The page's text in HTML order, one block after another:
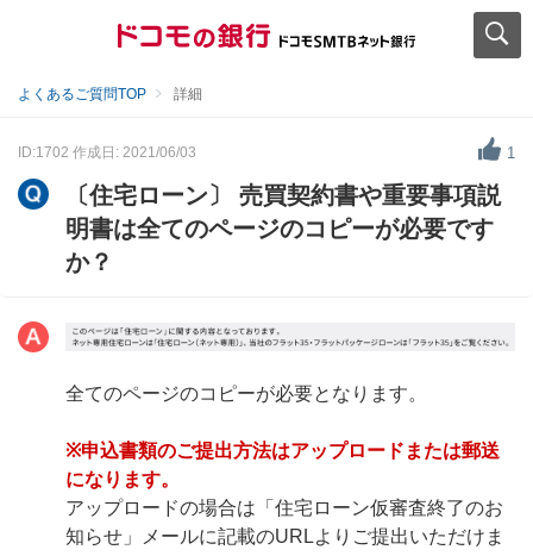
よくあるご質問TOP 詳細
ID:1702 作成日: 2021/06/03 1
〔住宅ローン〕 売買契約書や重要事項説
明書は全てのページのコピーが必要です
か？
全てのページのコピーが必要となります。
※申込書類のご提出方法はアップロードまたは郵送
になります。
アップロードの場合は「住宅ローン仮審査終了のお
知らせ」メールに記載のURLよりご提出いただけま